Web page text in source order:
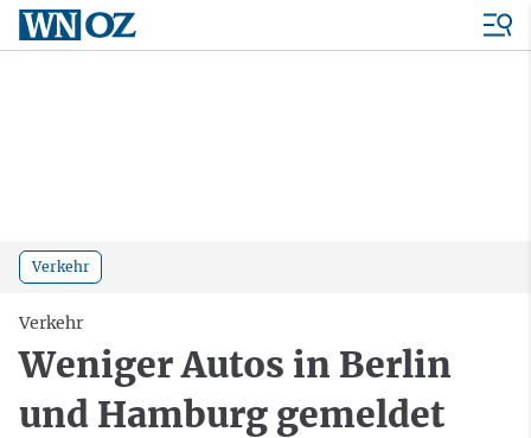
Verkehr
Verkehr
Weniger Autos in Berlin
und Hamburg gemeldet